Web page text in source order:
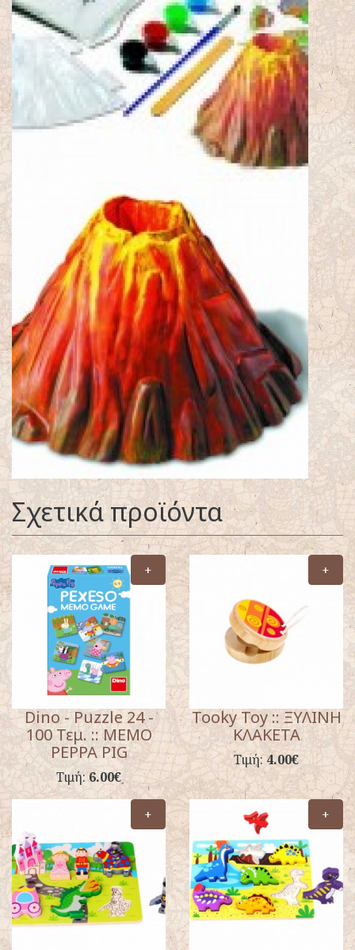
Σχετικά προϊόντα
+
Dino - Puzzle 24 -
100 Τεμ. :: MEMO
PEPPA PIG
Τιμή:6.00€
+
Tooky Toy :: ΞΥΛΙΝΗ
ΚΛΑΚΕΤΑ
Τιμή:4.00€
+ +